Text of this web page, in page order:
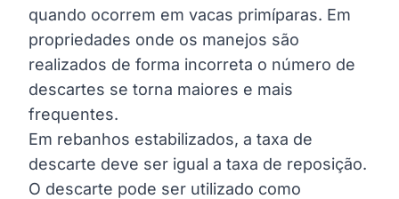
quando ocorrem em vacas primíparas. Em
propriedades onde os manejos são
realizados de forma incorreta o número de
descartes se torna maiores e mais
frequentes.
Em rebanhos estabilizados, a taxa de
descarte deve ser igual a taxa de reposição.
O descarte pode ser utilizado como